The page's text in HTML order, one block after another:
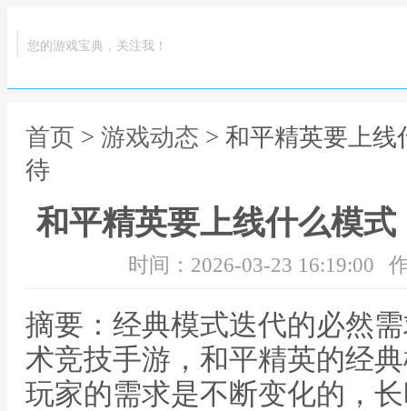
您的游戏宝典，关注我！
首页 > 游戏动态 > 和平精英要上
待
和平精英要上线什么模
时间：2026-03-23 16:19:00
摘要：经典模式迭代的必然
术竞技手游，和平精英的经
玩家的需求是不断变化的，